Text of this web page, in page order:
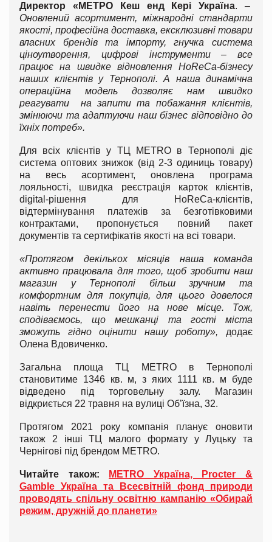
Директор «МЕТРО Кеш енд Кері Україна. –
Оновлений асортимент, міжнародні стандарти
якості, професійна доставка, ексклюзивні товари
власних брендів та імпорту, гнучка система
ціноутворення, цифрові інструменти – все
працює на швидке відновлення HoReCa-бізнесу
наших клієнтів у Тернополі. А наша динамічна
операційна модель дозволяє нам швидко
реагувати на запити та побажання клієнтів,
змінюючи та адаптуючи наш бізнес відповідно до
їхніх потреб».
Для всіх клієнтів у ТЦ METRO в Тернополі діє
система оптових знижок (від 2-3 одиниць товару)
на весь асортимент, оновлена програма
лояльності, швидка реєстрація карток клієнтів,
digital-рішення для HoReCa-клієнтів,
відтермінування платежів за безготівковими
контрактами, пропонується повний пакет
документів та сертифікатів якості на всі товари.
«Протягом декількох місяців наша команда
активно працювала для того, щоб зробити наш
магазин у Тернополі більш зручним та
комфортним для покупців, для цього довелося
навіть перенести його на нове місце. Тож,
сподіваємось, що мешканці та гості міста
зможуть гідно оцінити нашу роботу», додає
Олена Вдовиченко.
Загальна площа ТЦ METRO в Тернополі
становитиме 1346 кв. м, з яких 1111 кв. м буде
відведено під торговельну залу. Магазин
відкриється 22 травня на вулиці Об’їзна, 32.
Протягом 2021 року компанія планує оновити
також 2 інші ТЦ малого формату у Луцьку та
Чернігові під брендом METRO.
Читайте також:
METRO Україна, Procter &
Gamble Україна та Всесвітній фонд природи
проводять спільну освітню кампанію «Обирай
режим, дружній до планети»